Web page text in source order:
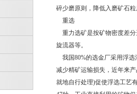
碎少磨原则，降低入磨矿石
重选
重力选矿是按矿物密度差分
旋流器等。
我国80%的选金厂采用浮选
减少精矿运输损失，近年来
就地自行处理)促使浮选工艺